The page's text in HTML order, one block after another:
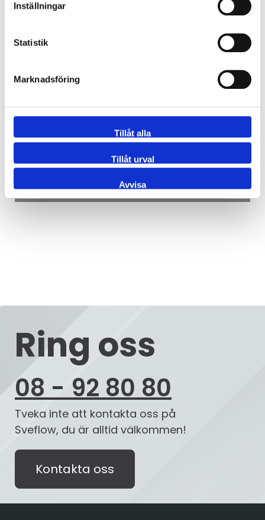
Inställningar
Statistik
Marknadsföring
Tillåt alla
Tillåt urval
Avvisa
Ring oss
08 - 92 80 80
Tveka inte att kontakta oss på
Sveflow, du är alltid välkommen!
Kontakta oss